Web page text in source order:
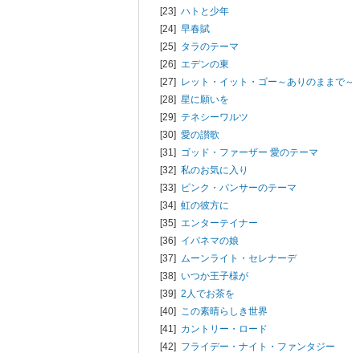
[23] ハトと少年
[24] 早春賦
[25] タラのテーマ
[26] エデンの東
[27] レット・イット・ゴー～ありのままで～
[28] 星に願いを
[29] テネシーワルツ
[30] 愛の讃歌
[31] ゴッド・ファーザー 愛のテーマ
[32] 私のお気に入り
[33] ピンク・パンサーのテーマ
[34] 虹の彼方に
[35] エンターテイナー
[36] イパネマの娘
[37] ムーンライト・セレナーデ
[38] いつか王子様が
[39] 2人でお茶を
[40] この素晴らしき世界
[41] カントリー・ロード
[42] フライデー・ナイト・ファンタジー